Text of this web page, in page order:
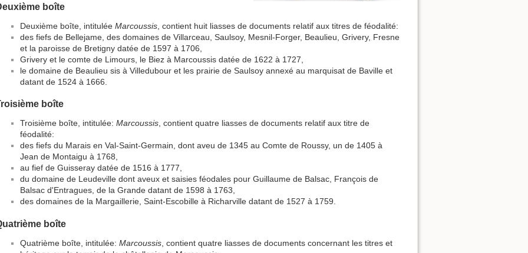
boîte
Deuxième boîte, intitulée Marcoussis , contient huit liasses de documents relatif aux titres de féodalité:
des fiefs de Bellejame, des domaines de Villarceau, Saulsoy, Mesnil-Forger, Beaulieu, Grivery, Fresne
et la paroisse de Bretigny datée de 1597 à 1706,
Grivery et le comte de Limours, le Biez à Marcoussis datée de 1622 à 1727,
le domaine de Beaulieu sis à Villedubour et les prairie de Saulsoy annexé au marquisat de Baville et
datant de 1524 à 1666.
boîte
Troisième boîte, intitulée: Marcoussis , contient quatre liasses de documents relatif aux titre de
féodalité:
des fiefs du Marais en Val-Saint-Germain, dont aveu de 1345 au Comte de Roussy, un de 1405 à
Jean de Montaigu à 1768,
au fief de Guisseray datée de 1516 à 1777,
du domaine de Leudeville dont aveux et saisies féodales pour Guillaume de Balsac, François de
Balsac d'Entragues, de la Grande datant de 1598 à 1763,
des domaines de la Margaillerie, Saint-Escobille à Richarville datant de 1527 à 1759.
boîte
Quatrième boîte, intitulée: Marcoussis , contient quatre liasses de documents concernant les titres et